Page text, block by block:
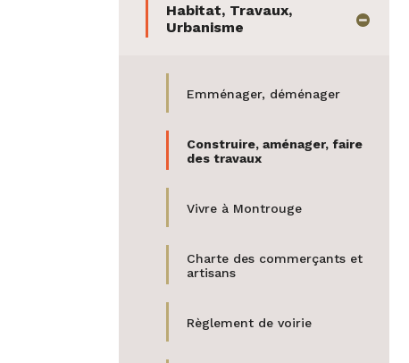
Habitat, Travaux,
Urbanisme
Emménager, déménager
Construire, aménager, faire
des travaux
Vivre à Montrouge
Charte des commerçants et
artisans
Règlement de voirie